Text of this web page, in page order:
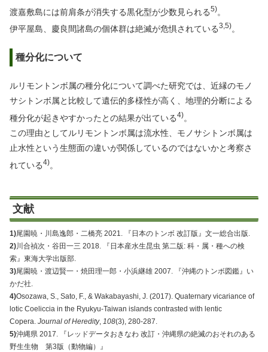
渡嘉敷島には前肩条が消失する黒化型が少数見られる5)。
伊平屋島、慶良間諸島の個体群は絶滅が危惧されている3,5)。
種分化について
ルリモントンボ属の種分化について調べた研究では、近縁のモノ
サシトンボ属と比較して遺伝的多様性が高く、地理的分断による
種分化が起きやすかったとの結果が出ている4)。
この理由としてルリモントンボ属は流水性、モノサシトンボ属は
止水性という生態面の違いが関係しているのではないかと考察さ
れている4)。
文献
1)尾園暁・川島逸郎・二橋亮 2021. 『日本のトンボ 改訂版』文一総合出版.
2)川合禎次・谷田一三 2018. 『日本産水生昆虫 第二版: 科・属・種への検
索』東海大学出版部.
3)尾園暁・渡辺賢一・焼田理一郎・小浜継雄 2007. 『沖縄のトンボ図鑑』い
かだ社.
4)Osozawa, S., Sato, F., & Wakabayashi, J. (2017). Quaternary vicariance of
lotic Coeliccia in the Ryukyu-Taiwan islands contrasted with lentic
Copera. Journal of Heredity, 108(3), 280-287.
5)沖縄県 2017. 『レッドデータおきなわ 改訂・沖縄県の絶滅のおそれのある
野生生物 第3版（動物編）』